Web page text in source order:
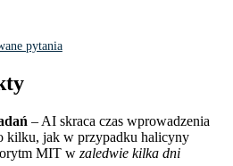
pytania
– AI skraca czas wprowadzenia
kilku, jak w przypadku halicyny
MIT w zaledwie kilka dni